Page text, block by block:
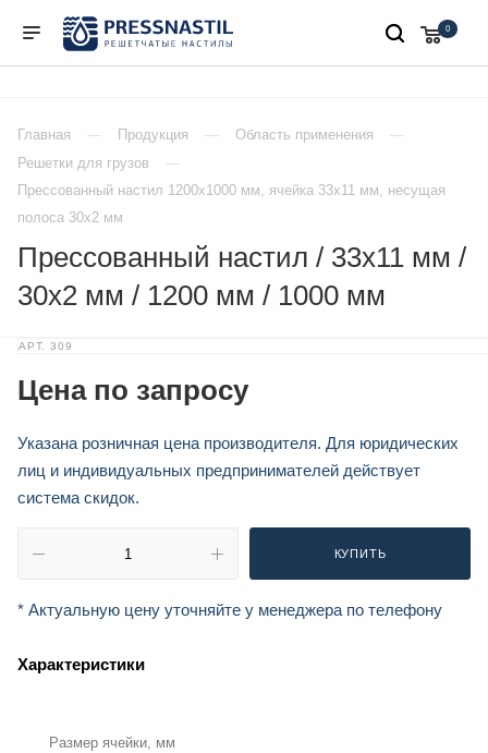
0
Главная Продукция
Область применения
Решетки для грузов
Прессованный настил 1200х1000 мм, ячейка 33х11 мм, несущая
полоса 30х2 мм
Прессованный настил / 33х11 мм /
30х2 мм / 1200 мм / 1000 мм
АРТ. 309
Цена по запросу
Указана розничная цена производителя. Для юридических
лиц и индивидуальных предпринимателей действует
система скидок.
КУПИТЬ
* Актуальную цену уточняйте у менеджера по телефону
Характеристики
Размер ячейки, мм